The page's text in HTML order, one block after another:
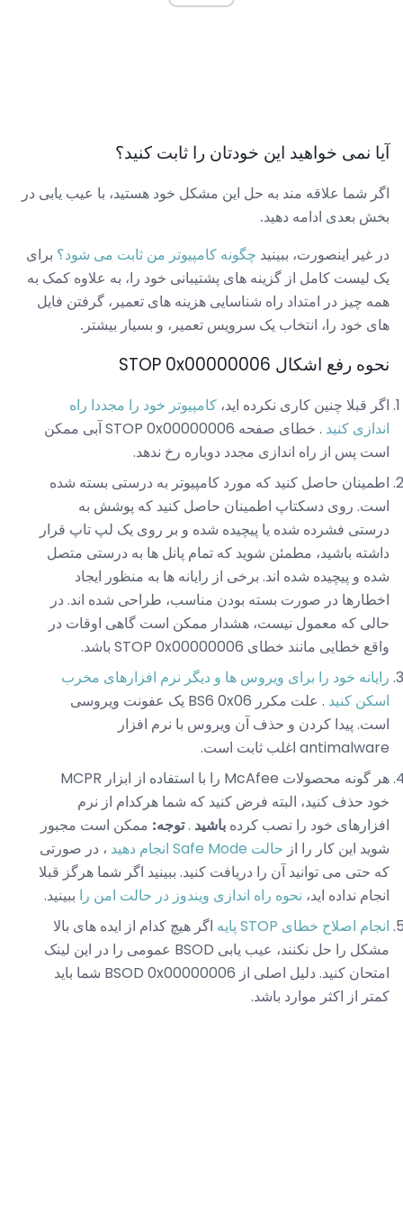
آیا نمی خواهید این خودتان را ثابت کنید؟
اگر شما علاقه مند به حل این مشکل خود هستید، با عیب یابی در
بخش بعدی ادامه دهید.
در غیر اینصورت، ببینید چگونه کامپیوتر من ثابت می شود؟ برای
یک لیست کامل از گزینه های پشتیبانی خود را، به علاوه کمک به
همه چیز در امتداد راه شناسایی هزینه های تعمیر، گرفتن فایل
های خود را، انتخاب یک سرویس تعمیر، و بسیار بیشتر.
نحوه رفع اشکال STOP 0x00000006
اگر قبلا چنین کاری نکرده اید، کامپیوتر خود را مجددا راه
اندازی کنید
. خطای صفحه STOP 0x00000006 آبی ممکن
است پس از راه اندازی مجدد دوباره رخ ندهد.
اطمینان حاصل کنید که مورد کامپیوتر به درستی بسته شده
است. روی دسکتاپ اطمینان حاصل کنید که پوشش به
درستی فشرده شده یا پیچیده شده و بر روی یک لپ تاپ قرار
داشته باشید، مطمئن شوید که تمام پانل ها به درستی متصل
شده و پیچیده شده اند. برخی از رایانه ها به منظور ایجاد
اخطارها در صورت بسته بودن مناسب، طراحی شده اند. در
حالی که معمول نیست، هشدار ممکن است گاهی اوقات در
واقع خطایی مانند خطای STOP 0x00000006 باشد.
رایانه خود را برای ویروس ها و دیگر نرم افزارهای مخرب
اسکن کنید
. علت مکرر BS6 0x06 یک عفونت ویروسی
است. پیدا کردن و حذف آن ویروس با نرم افزار
antimalware اغلب ثابت است.
هر گونه محصولات McAfee را با استفاده از ابزار MCPR
خود حذف کنید، البته فرض کنید که شما هرکدام از نرم
افزارهای خود را نصب کرده باشید .توجه: ممکن است مجبور
شوید این کار را از حالت Safe Mode انجام دهید
، در صورتی
که حتی می توانید آن را دریافت کنید. ببینید اگر شما هرگز قبلا
انجام نداده اید، نحوه راه اندازی ویندوز در حالت امن را ببینید.
انجام اصلاح خطای STOP پایه
اگر هیچ کدام از ایده های بالا
مشکل را حل نکنند، عیب یابی BSOD عمومی را در این لینک
امتحان کنید. دلیل اصلی از BSOD 0x00000006 شما باید
کمتر از اکثر موارد باشد.